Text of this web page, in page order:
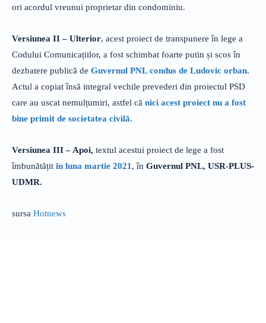
ori acordul vreunui proprietar din condominiu.
Versiunea II – Ulterior, acest proiect de transpunere în lege a
Codului Comunicațiilor, a fost schimbat foarte putin și scos în
dezbatere publică de Guvernul PNL condus de Ludovic orban.
Actul a copiat însă integral vechile prevederi din proiectul PSD
care au uscat nemulțumiri, astfel că nici acest proiect nu a fost
bine primit de societatea civilă.
Versiunea III – Apoi, textul acestui proiect de lege a fost
îmbunătățit în luna martie 2021 , în Guvernul PNL, USR-PLUS-
UDMR.
sursa Hotnews